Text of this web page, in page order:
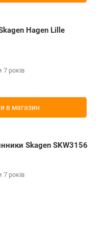
Hagen Lille
років
в магазин
Skagen SKW3156
років